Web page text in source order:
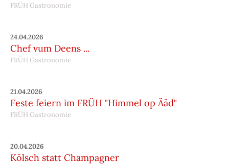
FRÜH Gastronomie
24.04.2026
Chef vum Deens ...
FRÜH Gastronomie
21.04.2026
Feste feiern im FRÜH "Himmel op Ääd"
FRÜH Gastronomie
20.04.2026
Kölsch statt Champagner